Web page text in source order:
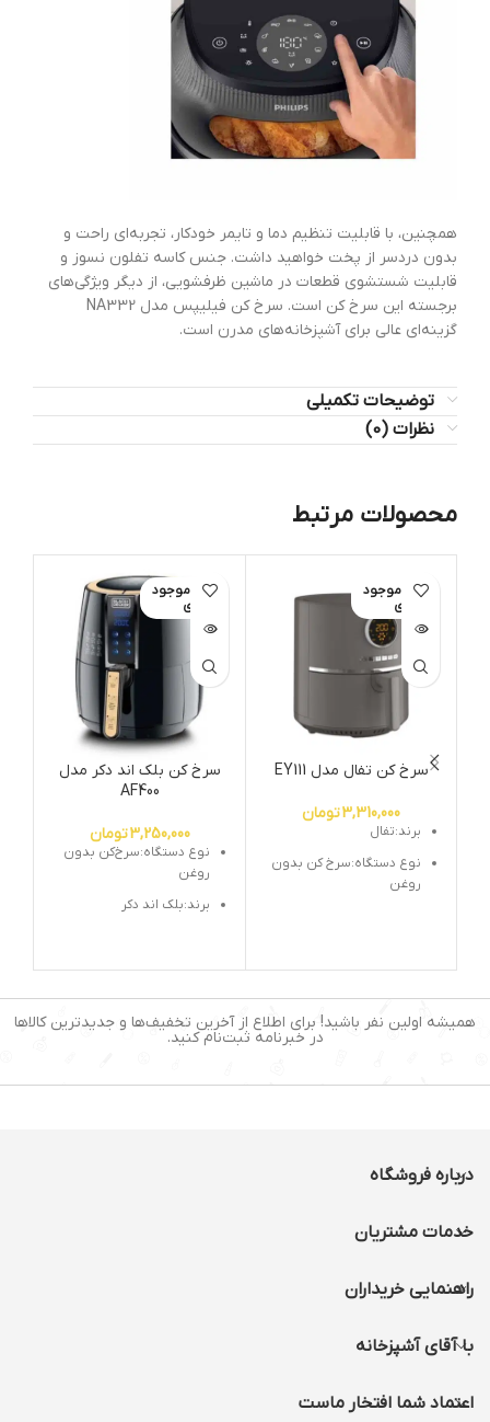
همچنین، با قابلیت تنظیم دما و تایمر خودکار، تجربه‌ای راحت و
بدون دردسر از پخت خواهید داشت. جنس کاسه تفلون نسوز و
قابلیت شستشوی قطعات در ماشین ظرفشویی، از دیگر ویژگی‌های
برجسته این سرخ کن است. سرخ کن فیلیپس مدل NA332
گزینه‌ای عالی برای آشپزخانه‌های مدرن است.
توضیحات تکمیلی
نظرات (0)
محصولات مرتبط
اتمام موجود
ی
سرخ کن تفال مدل EY111
3,310,000تومان
برند:تفال
نوع دستگاه:سرخ کن بدون
روغن
صفحه نمایشگر:دارد /لمسی
سیستم قطع کن خودکار:دارد
کارکرد:چند کاره
اتمام موجود
ی
سرخ کن بلک اند دکر مدل
AF400
3,250,000تومان
نوع دستگاه:سرخ‌کن بدون
روغن
برند:بلک اند دکر
توان مصرفی:1500 وات
قابلیت تنظیم دمای پخت :
دارد
همیشه اولین نفر باشید! برای اطلاع از آخرین تخفیف‌ها و جدیدترین کالاها
در خبرنامه ثبت‌نام کنید.
درباره فروشگاه
خدمات مشتریان
راهنمایی خریداران
با آقای آشپزخانه
اعتماد شما افتخار ماست